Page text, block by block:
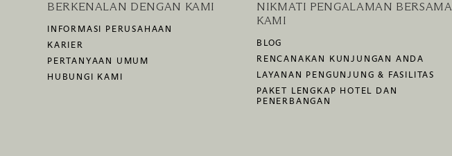
BERKENALAN DENGAN KAMI
INFORMASI PERUSAHAAN
KARIER
PERTANYAAN UMUM
HUBUNGI KAMI
NIKMATI PENGALAMAN BERSAMA
KAMI
BLOG
RENCANAKAN KUNJUNGAN ANDA
LAYANAN PENGUNJUNG & FASILITAS
PAKET LENGKAP HOTEL DAN
PENERBANGAN